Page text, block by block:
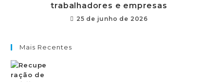
trabalhadores e empresas
25 de junho de 2026
Mais Recentes